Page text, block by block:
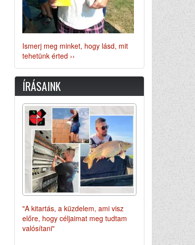
Ismerj meg minket, hogy lásd, mit
tehetünk érted ››
ÍRÁSAINK
"A kitartás, a küzdelem, ami visz
előre, hogy céljaimat meg tudtam
valósítani"